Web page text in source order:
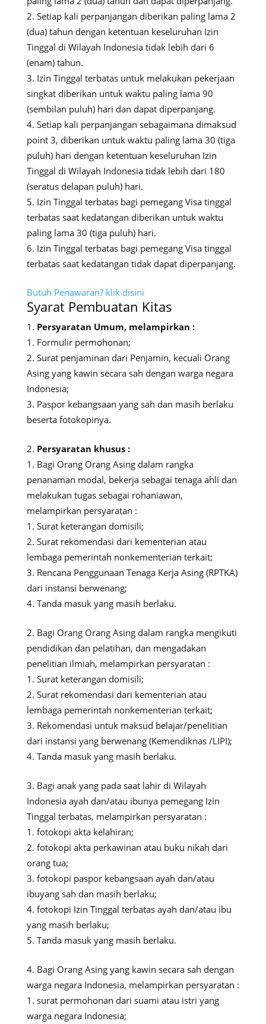
Setiap kali perpanjangan diberikan paling lama 2
(dua) tahun dengan ketentuan keseluruhan Izin
Tinggal di Wilayah Indonesia tidak lebih dari 6
(enam) tahun.
Izin Tinggal terbatas untuk melakukan pekerjaan
singkat diberikan untuk waktu paling lama 90
(sembilan puluh) hari dan dapat diperpanjang.
Setiap kali perpanjangan sebagaimana dimaksud
point 3, diberikan untuk waktu paling lama 30 (tiga
puluh) hari dengan ketentuan keseluruhan Izin
Tinggal di Wilayah Indonesia tidak lebih dari 180
(seratus delapan puluh) hari.
Izin Tinggal terbatas bagi pemegang Visa tinggal
terbatas saat kedatangan diberikan untuk waktu
paling lama 30 (tiga puluh) hari.
Izin Tinggal terbatas bagi pemegang Visa tinggal
terbatas saat kedatangan tidak dapat diperpanjang.
Butuh Penawaran? klik disini
Syarat Pembuatan Kitas
Persyaratan Umum, melampirkan :
Formulir permohonan;
Surat penjaminan dari Penjamin, kecuali Orang
Asing yang kawin secara sah dengan warga negara
Indonesia;
Paspor kebangsaan yang sah dan masih berlaku
beserta fotokopinya.
Persyaratan khusus :
Bagi Orang Orang Asing dalam rangka
penanaman modal, bekerja sebagai tenaga ahli dan
melakukan tugas sebagai rohaniawan,
melampirkan persyaratan :
Surat keterangan domisili;
Surat rekomendasi dari kementerian atau
lembaga pemerintah nonkementerian terkait;
Rencana Penggunaan Tenaga Kerja Asing (RPTKA)
dari instansi berwenang;
Tanda masuk yang masih berlaku.
Bagi Orang Orang Asing dalam rangka mengikuti
pendidikan dan pelatihan, dan mengadakan
penelitian ilmiah, melampirkan persyaratan :
Surat keterangan domisili;
Surat rekomendasi dari kementerian atau
lembaga pemerintah nonkementerian terkait;
Rekomendasi untuk maksud belajar/penelitian
dari instansi yang berwenang (Kemendiknas /LIPI);
Tanda masuk yang masih berlaku.
Bagi anak yang pada saat lahir di Wilayah
Indonesia ayah dan/atau ibunya pemegang Izin
Tinggal terbatas, melampirkan persyaratan :
fotokopi akta kelahiran;
fotokopi akta perkawinan atau buku nikah dari
orang tua;
fotokopi paspor kebangsaan ayah dan/atau
ibuyang sah dan masih berlaku;
fotokopi Izin Tinggal terbatas ayah dan/atau ibu
yang masih berlaku;
Tanda masuk yang masih berlaku.
Bagi Orang Asing yang kawin secara sah dengan
warga negara Indonesia, melampirkan persyaratan :
surat permohonan dari suami atau istri yang
warga negara Indonesia;